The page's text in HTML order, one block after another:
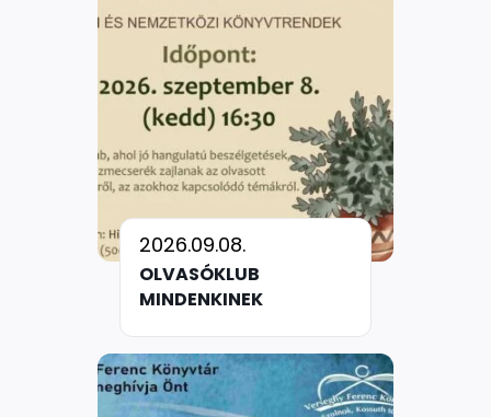
2026.09.08.
OLVASÓKLUB
MINDENKINEK